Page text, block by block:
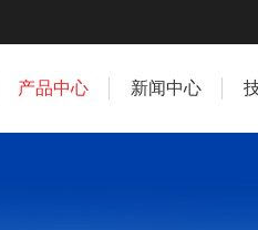
产品中心 新闻中心